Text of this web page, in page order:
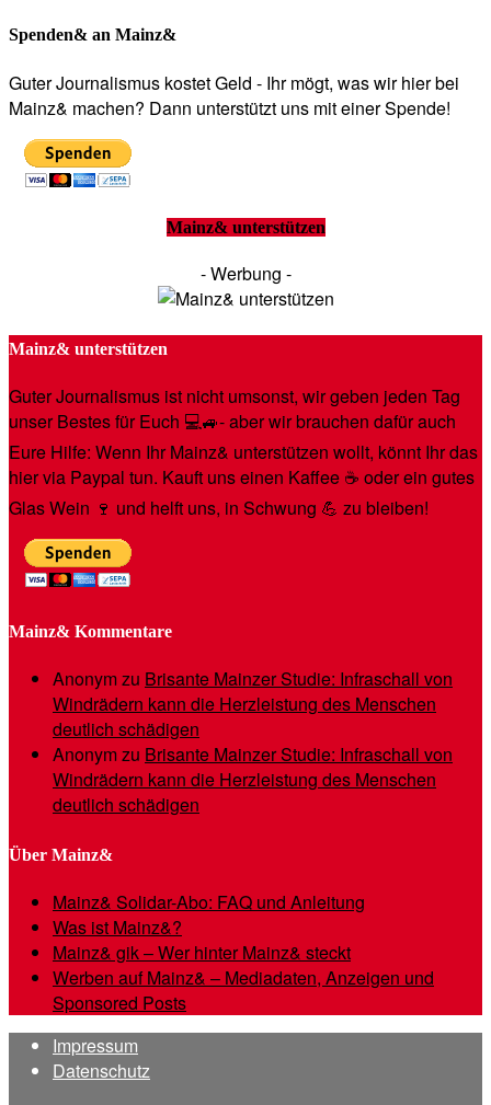
Spenden& an Mainz&
Guter Journalismus kostet Geld - Ihr mögt, was wir hier bei
Mainz& machen? Dann unterstützt uns mit einer Spende!
Mainz& unterstützen
- Werbung -
Mainz& unterstützen
Guter Journalismus ist nicht umsonst, wir geben jeden Tag
unser Bestes für Euch 💻🚙- aber wir brauchen dafür auch
Eure Hilfe: Wenn Ihr Mainz& unterstützen wollt, könnt Ihr das
hier via Paypal tun. Kauft uns einen Kaffee ☕️ oder ein gutes
Glas Wein 🍷 und helft uns, in Schwung 💪 zu bleiben!
Mainz& Kommentare
Anonymzu Brisante Mainzer Studie: Infraschall von
Windrädern kann die Herzleistung des Menschen
deutlich schädigen
Anonymzu Brisante Mainzer Studie: Infraschall von
Windrädern kann die Herzleistung des Menschen
deutlich schädigen
Über Mainz&
Mainz& Solidar-Abo: FAQ und Anleitung
Was ist Mainz&?
Mainz& gik – Wer hinter Mainz& steckt
Werben auf Mainz& – Mediadaten, Anzeigen und
Sponsored Posts
Impressum
Datenschutz